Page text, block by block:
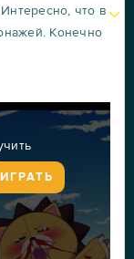
что в
Конечно
ИГРАТЬ